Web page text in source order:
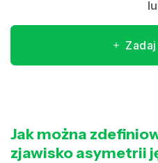
Jak można
zjawisko asymetrii